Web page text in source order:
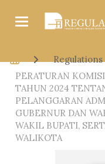
Regulations
PERATURAN
TAHUN 2024
PELANGGARAN
GUBERNUR DAN
WAKIL BUPATI,
WALIKOTA